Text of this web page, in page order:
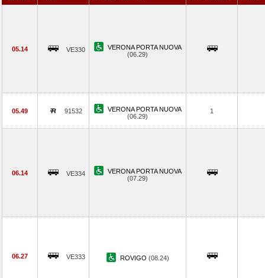
05.14 VE330
VERONA PORTA NUOVA
(06.29)
05.49 91532
VERONA PORTA NUOVA
(06.29)
1
06.14 VE334
VERONA PORTA NUOVA
(07.29)
06.27 VE333 ROVIGO (08.24)